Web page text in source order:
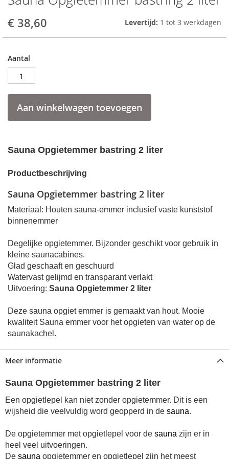
€ 38,60 Levertijd: 1 tot 3 werkdagen
Aantal
Aan winkelwagen toevoegen
Sauna Opgietemmer bastring 2 liter
Productbeschrijving
Sauna Opgietemmer bastring 2 liter
Materiaal: Houten sauna-emmer inclusief vaste kunststof
binnenemmer
Degelijke opgietemmer. Bijzonder geschikt voor gebruik in
kleine saunacabines.
Glad geschaaft en geschuurd
Watervast gelijmd en transparant verlakt
Uitvoering: Sauna Opgietemmer 2 liter
Deze sauna opgiet emmer is gemaakt van hout. Mooie
kwaliteit Sauna emmer voor het opgieten van water op de
saunakachel.
to
the
beginning
of
images
gallery
Meer informatie
Sauna Opgietemmer bastring 2 liter
Een opgietlepel kan niet zonder opgietemmer. Dit is een
wijsheid die veelvuldig word geopperd in de sauna.
De opgietemmer met opgietlepel voor de sauna zijn er in
heel veel uitvoeringen.
De sauna opgietemmer en opgietlepel zijn het meest